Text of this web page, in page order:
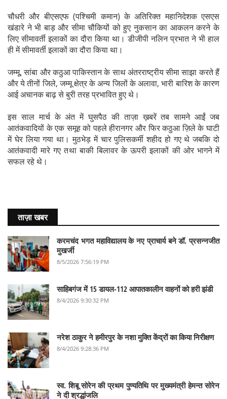
चौधरी और बीएसएफ (पश्चिमी कमान) के अतिरिक्त महानिदेशक एसएस
खंडारे ने भी बाड़ और सीमा चौकियों को हुए नुकसान का आकलन करने के
लिए सीमावर्ती इलाकों का दौरा किया था। डीजीपी नलिन प्रभात ने भी हाल
ही में सीमावर्ती इलाकों का दौरा किया था।
जम्मू, सांबा और कठुआ पाकिस्तान के साथ अंतरराष्ट्रीय सीमा साझा करते हैं
और ये तीनों जिले, जम्मू क्षेत्र के अन्य जिलों के अलावा, भारी बारिश के कारण
आई अचानक बाढ़ से बुरी तरह प्रभावित हुए थे।
इस साल मार्च के अंत में घुसपैठ की ताज़ा ख़बरें तब सामने आईं जब
आतंकवादियों के एक समूह को पहले हीरानगर और फिर कठुआ ज़िले के घाटी
में घेर लिया गया था। मुठभेड़ में चार पुलिसकर्मी शहीद हो गए थे जबकि दो
आतंकवादी मारे गए तथा बाकी बिलावर के ऊपरी इलाकों की ओर भागने में
सफल रहे थे।
ताज़ा खबर
करमचंद भगत महाविद्यालय के नए प्राचार्य बने डॉ. प्रसन्नजीत
मुखर्जी
8/5/2026 7:56:19 PM
साहिबगंज में 15 डायल-112 आपातकालीन वाहनों को हरी झंडी
8/4/2026 9:30:32 PM
नरेश ठाकुर ने हमीरपुर के नशा मुक्ति केंद्रों का किया निरीक्षण
8/4/2026 9:28:36 PM
स्व. शिबू सोरेन की प्रथम पुण्यतिथि पर मुख्यमंत्री हेमन्त सोरेन
ने दी श्रद्धांजलि